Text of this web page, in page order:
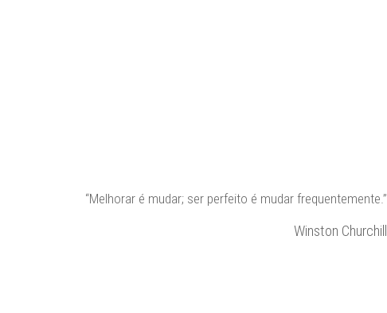
“Melhorar é mudar; ser perfeito é mudar frequentemente.”
Winston Churchill